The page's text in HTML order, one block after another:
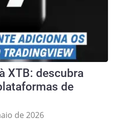
XTB: descubra
de
de 2026